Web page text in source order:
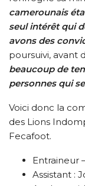
camerounais
seul intérêt qui
avons des
poursuivi, avant
beaucoup de
personnes qui
Voici donc la
des Lions
Fecafoot.
Entraineur
Assistant :